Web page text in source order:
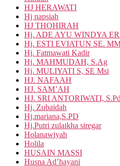
HJ HERAWATI
Hj napsiah
HJ THOHIRAH
Hj. ADE AYU WINDYA
Hj. ESTI EVIATUN SE.
Hj. Fatmawati Kadir
Hj. MAHMUDAH, S.Ag
Hj. MULIYATI S, SE Msi
HJ. NAFAAH
HJ. SAM’AH
HJ. SRI ANTORIWATI,
Hj. Zubaidah
Hj.mariana,S.PD
Hj.Putri zulaikha siregar
Holanawiyah
Holila
HUSAIN MASSI
Husna Ad’hayani